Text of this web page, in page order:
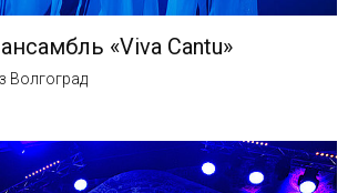
«Viva Cantu»
Волгоград